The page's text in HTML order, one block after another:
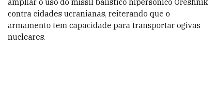
ampliar o uso do míssil balístico hipersônico Oreshnik
contra cidades ucranianas, reiterando que o
armamento tem capacidade para transportar ogivas
nucleares.